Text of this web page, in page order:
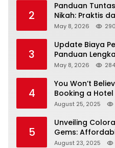
2
Panduan
Nikah: Praktis
May 8, 2026
3
Update Biaya
Panduan
May 8, 2026
4
You Won’t
Booking a Hotel
Cheap to Luxe!
August 25, 2025
5
Unveiling
Gems:
and Everything
August 23, 2025